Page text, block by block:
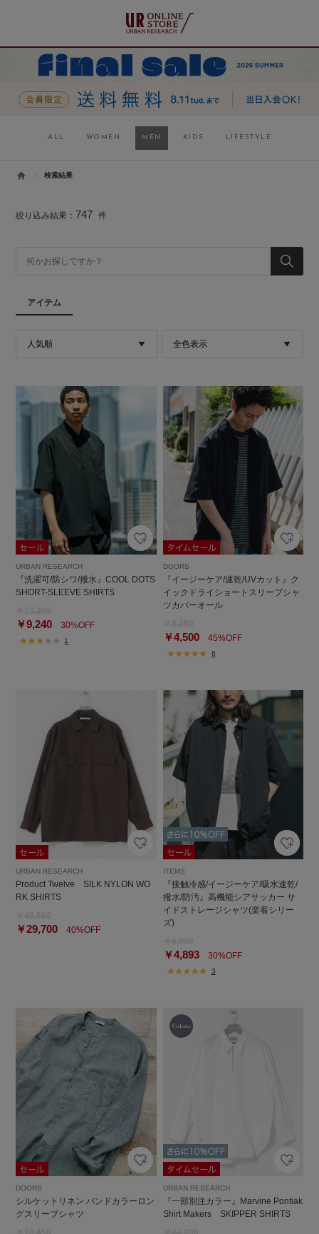
ALL WOMEN MEN KIDS LIFESTYLE
検索結果
絞り込み結果： 747 件
アイテム
URBAN RESEARCH
『洗濯可/防シワ/撥水』COOL DOTS
SHORT-SLEEVE SHIRTS
￥9,240 30%OFF
1
DOORS
『イージーケア/速乾/UVカット』ク
イックドライショートスリーブシャ
ツカバーオール
￥4,50045%OFF
6
URBAN RESEARCH
Product Twelve SILK NYLON WO
RK SHIRTS
￥29,700 40%OFF
ITEMS
『接触冷感/イージーケア/吸水速乾/
撥水/防汚』高機能シアサッカー サ
イドストレージシャツ(楽着シリー
ズ)
￥4,89330%OFF
3
DOORS
シルケットリネン バンドカラーロン
グスリーブシャツ
URBAN RESEARCH
『一部別注カラー』Marvine Pontiak
Shirt Makers SKIPPER SHIRTS